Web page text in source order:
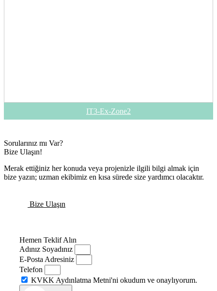
IT3-Ex-Zone2
Sorularınız mı Var?
Bize Ulaşın!
Merak ettiğiniz her konuda veya projenizle ilgili bilgi almak için
bize yazın; uzman ekibimiz en kısa sürede size yardımcı olacaktır.
Bize Ulaşın
Hemen Teklif Alın
Adınız Soyadınız
E-Posta Adresiniz
Telefon
KVKK Aydınlatma Metni'ni okudum ve onaylıyorum.